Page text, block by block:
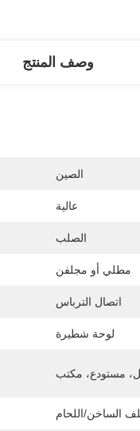
وصف المنتج
الصين
عالية
الصلب
مطلي أو مجلفن
اتصال الترباس
لوحة شطيرة
مستودع، مكتب
الساخن/اللحام